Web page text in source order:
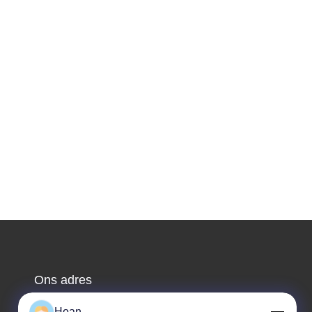
Ons adres
Bedrijfsadres